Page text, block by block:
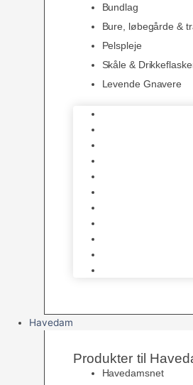
Bundlag
Bure, løbegårde &
Pelspleje
Skåle &
Levende Gnavere
Havedam
Produkter til
Havedamsnet